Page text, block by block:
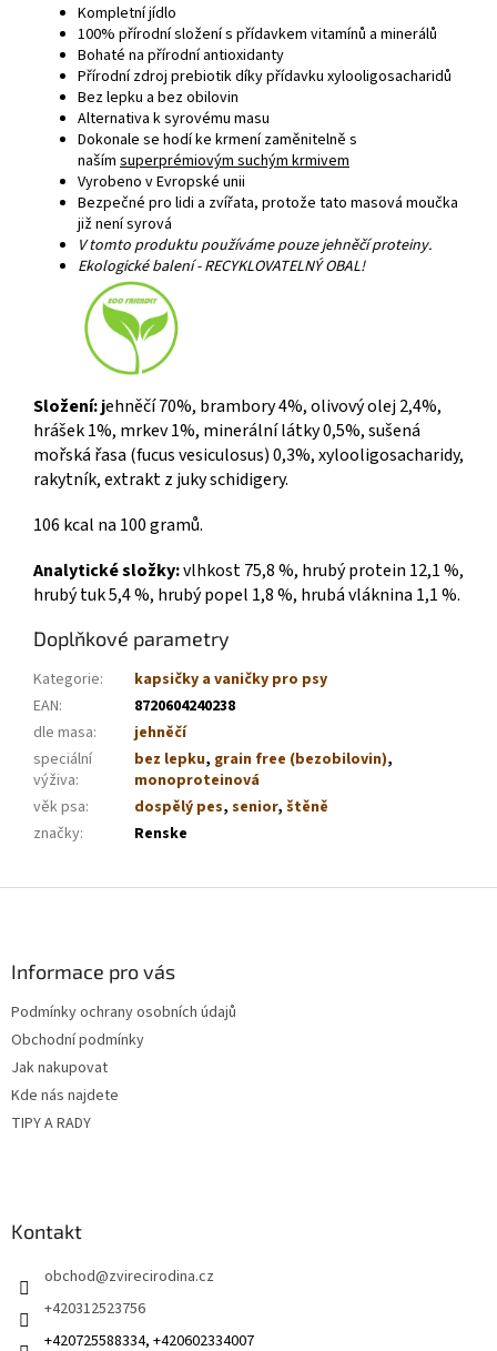
Kompletní jídlo
100% přírodní složení s přídavkem vitamínů a minerálů
Bohaté na přírodní antioxidanty
Přírodní zdroj prebiotik díky přídavku xylooligosacharidů
Bez lepku a bez obilovin
Alternativa k syrovému masu
Dokonale se hodí ke krmení zaměnitelně s
naším superprémiovým suchým krmivem
Vyrobeno v Evropské unii
Bezpečné pro lidi a zvířata, protože tato masová moučka
již není syrová
V tomto produktu používáme pouze jehněčí proteiny.
Ekologické balení - RECYKLOVATELNÝ OBAL!
Složení: jehněčí 70%, brambory 4%, olivový olej 2,4%,
hrášek 1%, mrkev 1%, minerální látky 0,5%, sušená
mořská řasa (fucus vesiculosus) 0,3%, xylooligosacharidy,
rakytník, extrakt z juky schidigery.
106 kcal na 100 gramů.
Analytické složky:vlhkost 75,8 %, hrubý protein 12,1 %,
hrubý tuk 5,4 %, hrubý popel 1,8 %, hrubá vláknina 1,1 %.
Doplňkové parametry
Kategorie:
kapsičky a vaničky pro psy
EAN:
8720604240238
dle masa:
jehněčí
speciální
výživa:
bez lepku, grain free (bezobilovin),
monoproteinová
věk psa: dospělý pes, senior, štěně
značky: Renske
Informace pro vás
Podmínky ochrany osobních údajů
Obchodní podmínky
Jak nakupovat
Kde nás najdete
TIPY A RADY
Kontakt
obchod@zvirecirodina.cz
+420312523756
+420725588334, +420602334007